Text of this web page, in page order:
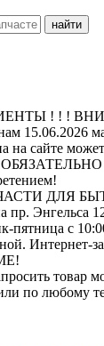
! ! !
15.06.2026
сайте может
ОБЯЗАТЕЛЬНО
ДЛЯ
пр. Энгельса
пятница с
Интернет-
товар
по любому